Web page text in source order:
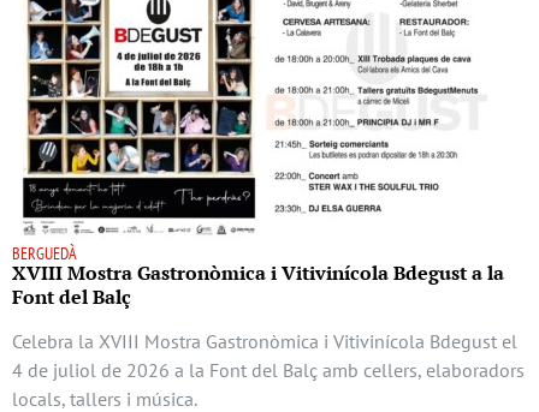
BERGUEDÀ
XVIII Mostra Gastronòmica i Vitivinícola Bdegust a la
Font del Balç
Celebra la XVIII Mostra Gastronòmica i Vitivinícola Bdegust el
4 de juliol de 2026 a la Font del Balç amb cellers, elaboradors
locals, tallers i música.